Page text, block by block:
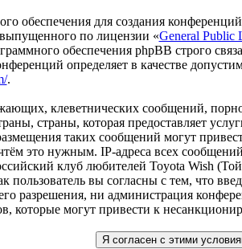
обеспечения для создания
по лицензии «General Public
обеспечения phpBB строго
определяет в качестве
.
клеветнических сообщений,
страны, которая предоставляет
таких сообщений могут
это нужным. IP-адреса всех
клуб любителей Toyota Wish
вы согласны с тем, что
разрешения, ни администрация
которые могут привести к